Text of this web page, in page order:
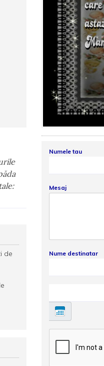
Numele tau
Mesaj
Nume destinatar
de